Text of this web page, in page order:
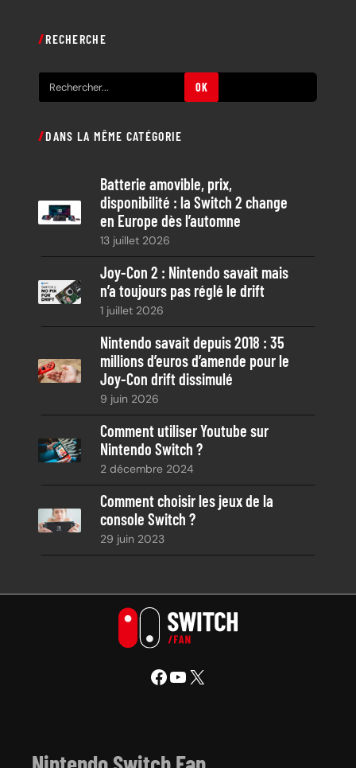
RECHERCHE
e
h
c
h
OK
DANS LA MÊME CATÉGORIE
Batterie amovible, prix,
disponibilité : la Switch 2 change
en Europe dès l’automne
13 juillet 2026
Joy-Con 2 : Nintendo savait mais
n’a toujours pas réglé le drift
1 juillet 2026
Nintendo savait depuis 2018 : 35
millions d’euros d’amende pour le
Joy-Con drift dissimulé
9 juin 2026
Comment utiliser Youtube sur
Nintendo Switch ?
2 décembre 2024
Comment choisir les jeux de la
console Switch ?
29 juin 2023
Facebook YouTube X